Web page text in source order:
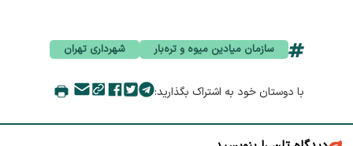
سازمان میادین میوه و تره‌بار شهرداری تهران
با دوستان خود به اشتراک بگذارید: